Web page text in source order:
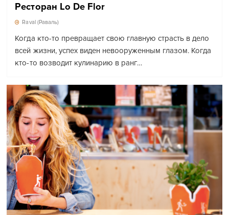
Ресторан Lo De Flor
Raval (Раваль)
Когда кто-то превращает свою главную страсть в дело
всей жизни, успех виден невооруженным глазом. Когда
кто-то возводит кулинарию в ранг…